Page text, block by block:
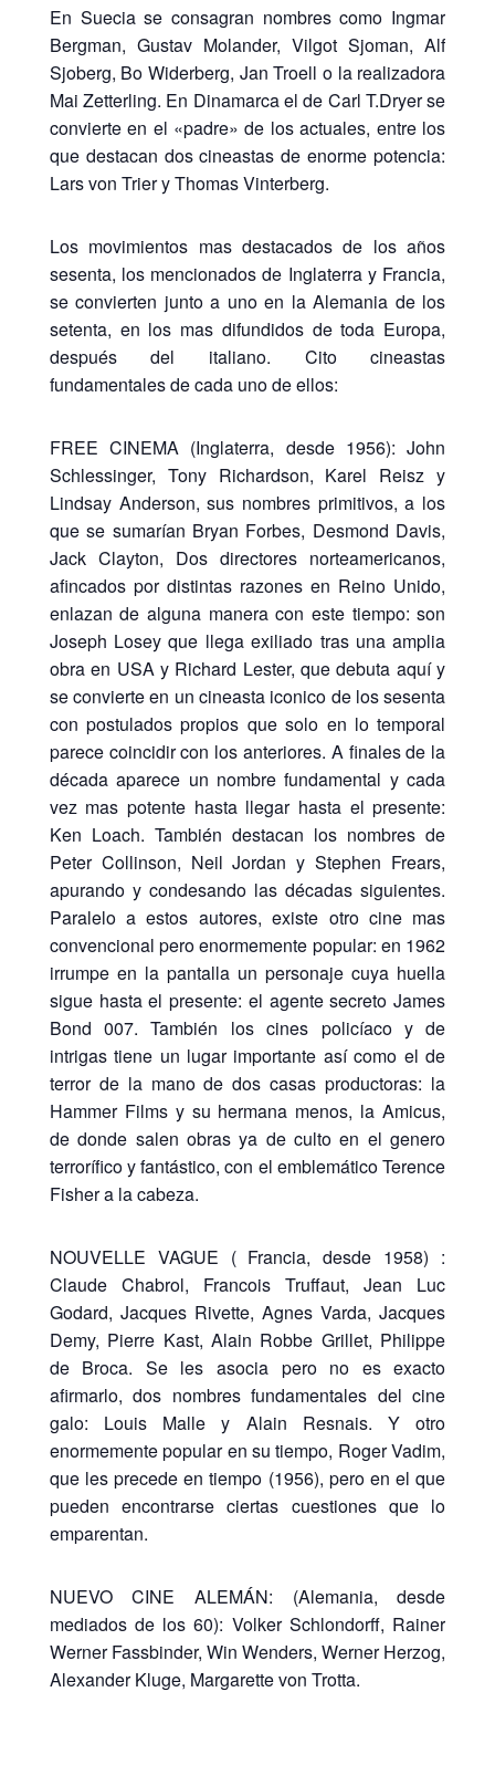
En Suecia se consagran nombres como Ingmar
Bergman, Gustav Molander, Vilgot Sjoman, Alf
Sjoberg, Bo Widerberg, Jan Troell o la realizadora
Mai Zetterling. En Dinamarca el de Carl T.Dryer se
convierte en el «padre» de los actuales, entre los
que destacan dos cineastas de enorme potencia:
Lars von Trier y Thomas Vinterberg.
Los movimientos mas destacados de los años
sesenta, los mencionados de Inglaterra y Francia,
se convierten junto a uno en la Alemania de los
setenta, en los mas difundidos de toda Europa,
después del italiano. Cito cineastas
fundamentales de cada uno de ellos:
FREE CINEMA (Inglaterra, desde 1956): John
Schlessinger, Tony Richardson, Karel Reisz y
Lindsay Anderson, sus nombres primitivos, a los
que se sumarían Bryan Forbes, Desmond Davis,
Jack Clayton, Dos directores norteamericanos,
afincados por distintas razones en Reino Unido,
enlazan de alguna manera con este tiempo: son
Joseph Losey que llega exiliado tras una amplia
obra en USA y Richard Lester, que debuta aquí y
se convierte en un cineasta iconico de los sesenta
con postulados propios que solo en lo temporal
parece coincidir con los anteriores. A finales de la
década aparece un nombre fundamental y cada
vez mas potente hasta llegar hasta el presente:
Ken Loach. También destacan los nombres de
Peter Collinson, Neil Jordan y Stephen Frears,
apurando y condesando las décadas siguientes.
Paralelo a estos autores, existe otro cine mas
convencional pero enormemente popular: en 1962
irrumpe en la pantalla un personaje cuya huella
sigue hasta el presente: el agente secreto James
Bond 007. También los cines policíaco y de
intrigas tiene un lugar importante así como el de
terror de la mano de dos casas productoras: la
Hammer Films y su hermana menos, la Amicus,
de donde salen obras ya de culto en el genero
terrorífico y fantástico, con el emblemático Terence
Fisher a la cabeza.
NOUVELLE VAGUE ( Francia, desde 1958) :
Claude Chabrol, Francois Truffaut, Jean Luc
Godard, Jacques Rivette, Agnes Varda, Jacques
Demy, Pierre Kast, Alain Robbe Grillet, Philippe
de Broca. Se les asocia pero no es exacto
afirmarlo, dos nombres fundamentales del cine
galo: Louis Malle y Alain Resnais. Y otro
enormemente popular en su tiempo, Roger Vadim,
que les precede en tiempo (1956), pero en el que
pueden encontrarse ciertas cuestiones que lo
emparentan.
NUEVO CINE ALEMÁN: (Alemania, desde
mediados de los 60): Volker Schlondorff, Rainer
Werner Fassbinder, Win Wenders, Werner Herzog,
Alexander Kluge, Margarette von Trotta.